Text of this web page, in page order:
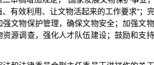
长黄润秋作了关于提请审议批准《〈关于汞的水俣
号决定对〈关于汞的水俣公约〉附件A的修正》的
励作了关于提请审议批准《中华人民共和国和巴
。